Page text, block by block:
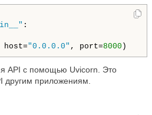
:
"0.0.0.0" , port=8000
API с помощью Uvicorn. Это
другим приложениям.